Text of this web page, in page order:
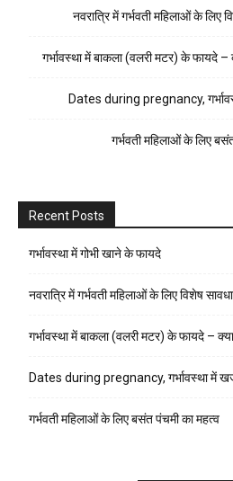
नवरात्रि में गर्भवती महिलाओं के लिए
गर्भावस्था में बाकला (वलरी मटर) के फायदे
Dates during pregnancy,
गर्भवती महिलाओं के लिए
Recent Posts
गर्भावस्था में गोभी खाने के फायदे
नवरात्रि में गर्भवती महिलाओं के लिए विशेष
गर्भावस्था में बाकला (वलरी मटर) के फायदे –
Dates during pregnancy, गर्भावस्था में
गर्भवती महिलाओं के लिए बसंत पंचमी का महत्व